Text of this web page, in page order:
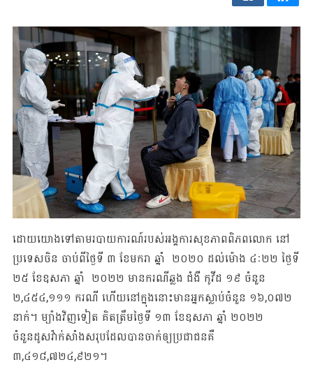
ដោយយោងទៅតាមរបាយការណ៍របស់អង្គការសុខភាពពិភពលោក នៅ
ប្រទេសចិន ចាប់ពីថ្ងៃទី ៣ ខែមករា ឆ្នាំ ២០២០ ដល់ម៉ោង ៤ៈ២២ ថ្ងៃទី
២៥ ខែឧសភា ឆ្នាំ ២០២២ មានករណីឆ្លង ជំងឺ កូវីដ ១៩ ចំនួន
២,៤៥៤,១១១ ករណី ហើយនៅក្នុងនោះមានអ្នកស្លាប់ចំនួន ១៦,០៧២
នាក់។ ម្យ៉ាងវិញទៀត គិតត្រឹមថ្ងៃទី ១៣ ខែឧសភា ឆ្នាំ ២០២២
ចំនួនដូសវ៉ាក់សាំងសរុបដែលបានចាក់ឲ្យប្រជាជនគឺ
៣,៤១៨,៧២៤,៩២១។